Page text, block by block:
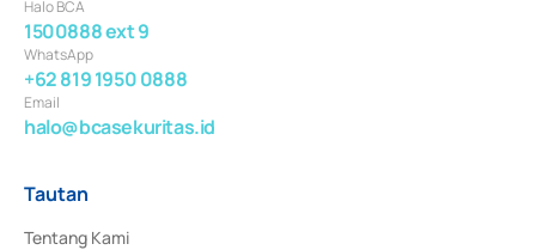
Halo BCA
1500888 ext 9
WhatsApp
+62 819 1950 0888
Email
halo@bcasekuritas.id
Tautan
Tentang Kami